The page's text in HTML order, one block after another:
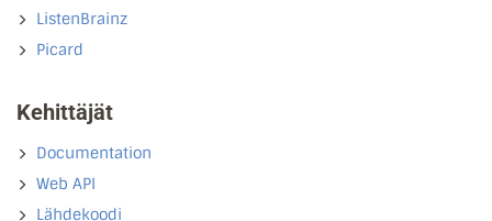
ListenBrainz
Picard
Kehittäjät
Documentation
Web API
Lähdekoodi